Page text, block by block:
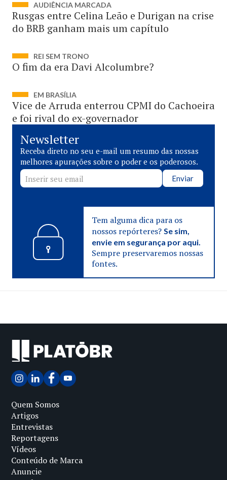
AUDIÊNCIA MARCADA
Rusgas entre Celina Leão e Durigan na crise
do BRB ganham mais um capítulo
REI SEM TRONO
O fim da era Davi Alcolumbre?
EM BRASÍLIA
Vice de Arruda enterrou CPMI do Cachoeira
e foi rival do ex-governador
Newsletter
Receba direto no seu e-mail um resumo das nossas
melhores apurações sobre o poder e os poderosos.
Enviar
Tem alguma dica para os
nossos repórteres? Se sim,
envie em segurança por aqui.
Sempre preservaremos nossas
fontes.
Quem Somos
Artigos
Entrevistas
Reportagens
Vídeos
Conteúdo de Marca
Anuncie